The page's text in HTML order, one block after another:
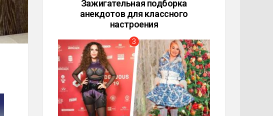
Зажигательная подборка
анекдотов для классного
настроения